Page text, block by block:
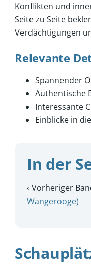
Konflikten und
Seite zu Seite
Verdächtigungen
Relevante
Spannender
Authentische
Interessante
Einblicke in
In der
‹ Vorheriger
Wangerooge)